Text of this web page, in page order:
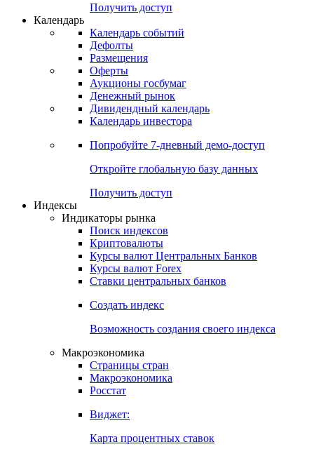
Получить доступ
Календарь
Календарь событий
Дефолты
Размещения
Оферты
Аукционы госбумаг
Денежный рынок
Дивидендный календарь
Календарь инвестора
Попробуйте 7-дневный демо-доступ
Откройте глобальную базу данных
Получить доступ
Индексы
Индикаторы рынка
Поиск индексов
Криптовалюты
Курсы валют Центральных Банков
Курсы валют Forex
Ставки центральных банков
Создать индекс
Возможность создания своего индекса
Макроэкономика
Страницы стран
Макроэкономика
Росстат
Виджет:
Карта процентных ставок